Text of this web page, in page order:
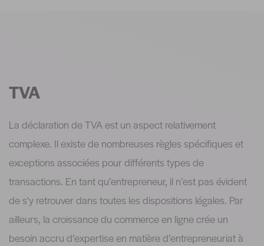
TVA
La déclaration de TVA est un aspect relativement
complexe. Il existe de nombreuses règles spécifiques et
exceptions associées pour différents types de
transactions. En tant qu’entrepreneur, il n’est pas évident
de s'y retrouver dans toutes les dispositions légales. Par
ailleurs, la croissance du commerce en ligne crée un
besoin accru d’expertise en matière d’entrepreneuriat à